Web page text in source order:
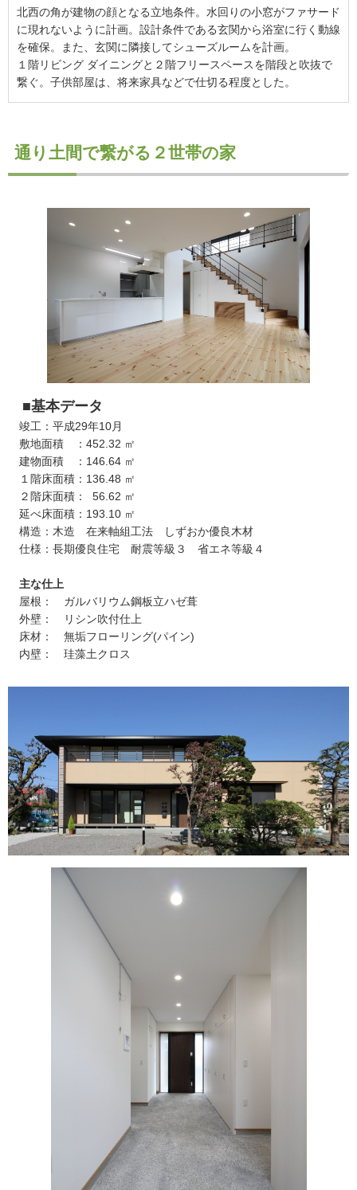
北西の角が建物の顔となる立地条件。水回りの小窓がファサード
に現れないように計画。設計条件である玄関から浴室に行く動線
を確保。また、玄関に隣接してシューズルームを計画。
１階リビング ダイニングと２階フリースペースを階段と吹抜で
繋ぐ。子供部屋は、将来家具などで仕切る程度とした。
通り土間で繋がる２世帯の家
■基本データ
竣工：平成29年10月
敷地面積 ：452.32 ㎡
建物面積 ：146.64 ㎡
１階床面積：136.48 ㎡
２階床面積： 56.62 ㎡
延べ床面積：193.10 ㎡
構造：木造 在来軸組工法 しずおか優良木材
仕様：長期優良住宅 耐震等級３ 省エネ等級４
主な仕上
屋根： ガルバリウム鋼板立ハゼ葺
外壁： リシン吹付仕上
床材： 無垢フローリング(パイン)
内壁： 珪藻土クロス